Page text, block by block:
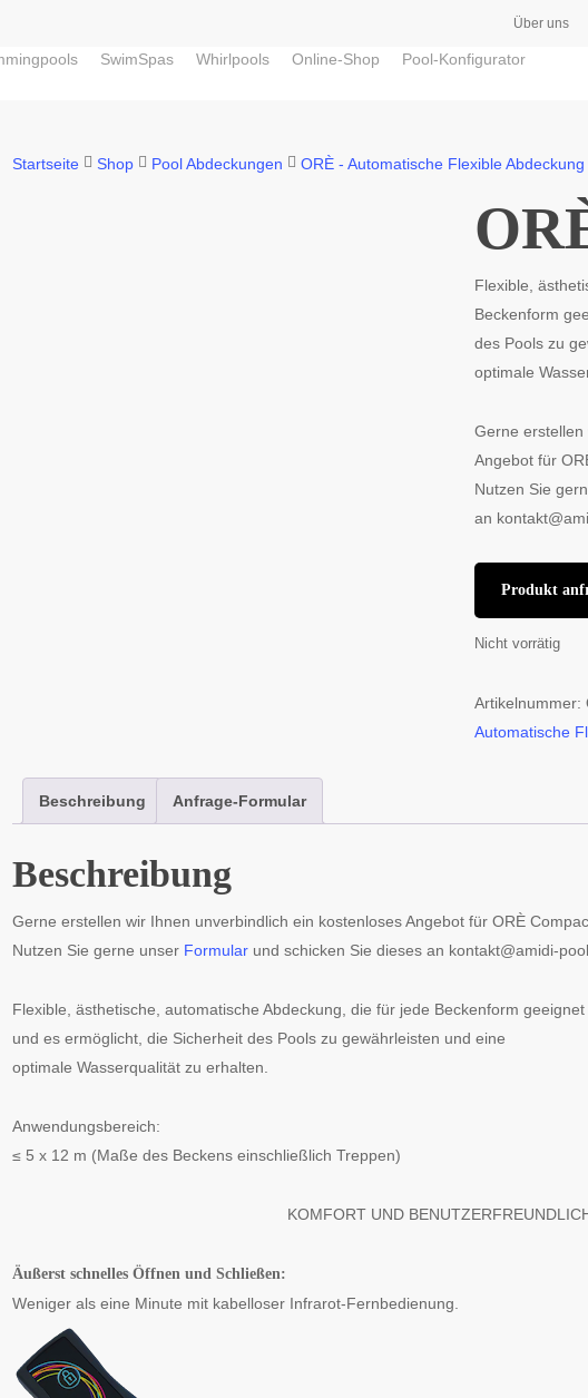
Über uns
SwimSpas Whirlpools Online-Shop Pool-Konfigurator
Startseite Shop Pool Abdeckungen ORÈ - Automatische Flexible Abdeckung
Flexible,
Beckenform
des Pools zu
optimale
Gerne
Angebot für
Nutzen Sie
an
Produkt
Nicht vorrätig
Artikelnummer:
Automatische
Beschreibung Anfrage-Formular
Beschreibung
Gerne erstellen wir Ihnen unverbindlich ein kostenloses Angebot für ORÈ
Nutzen Sie gerne unser Formular und schicken Sie dieses an kontakt@amidi-
Flexible, ästhetische, automatische Abdeckung, die für jede Beckenform geeignet
und es ermöglicht, die Sicherheit des Pools zu gewährleisten und eine
optimale Wasserqualität zu erhalten.
Anwendungsbereich:
≤ 5 x 12 m (Maße des Beckens einschließlich Treppen)
KOMFORT UND
Äußerst schnelles Öffnen und Schließen:
Weniger als eine Minute mit kabelloser Infrarot-Fernbedienung.